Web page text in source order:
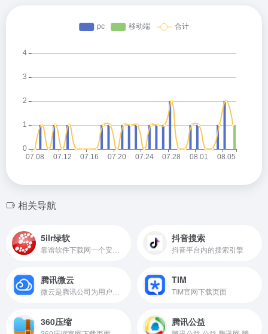
相关导航
5ilr绿软 抖音搜索
抖音平台内的搜索引擎
腾讯微云 TIM
TIM官网下载页面
360压缩 腾讯公益